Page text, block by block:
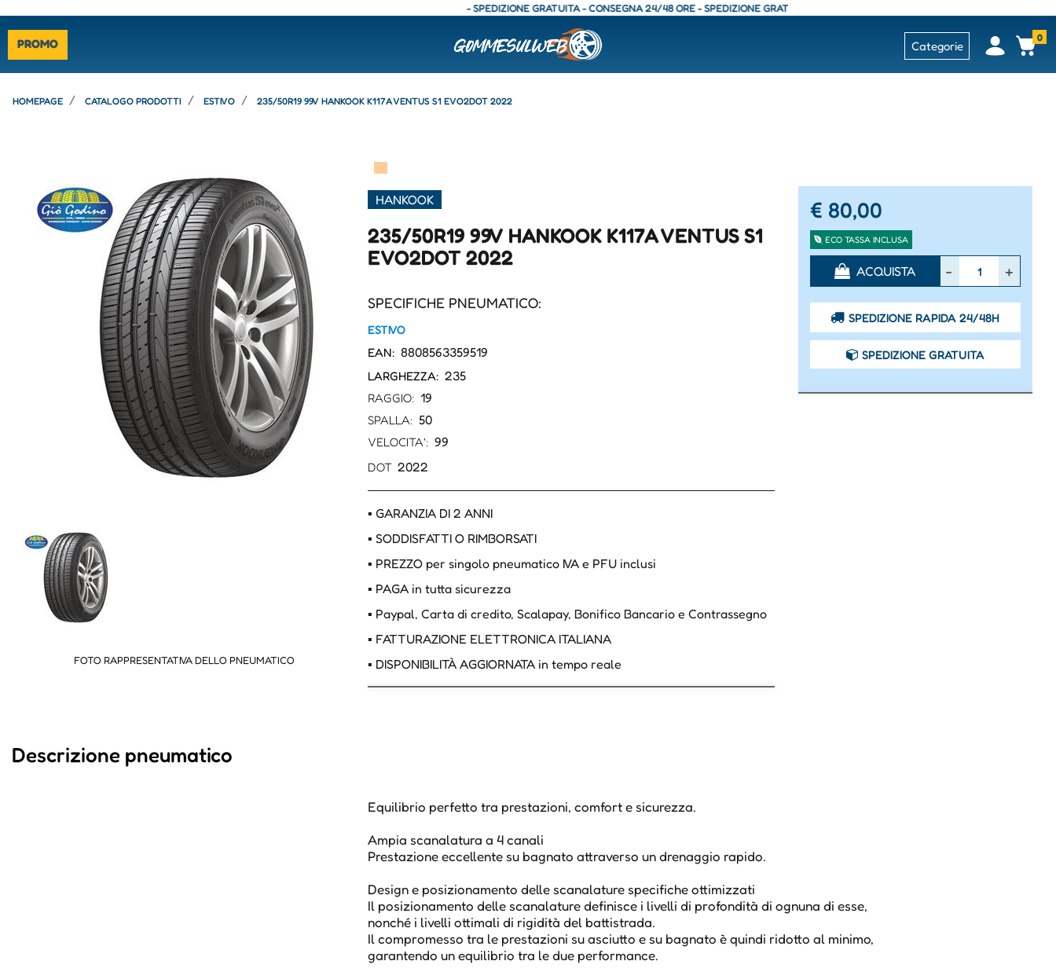
- SPEDIZIONE GRATUITA - CONSEGNA 24/48 ORE - SPEDIZIONE GRATUITA - CONSEGNA 24/48 ORE - SPEDIZIONE GRATUITA -
PROMO Categorie Open0
HOMEPAGE CATALOGO PRODOTTI ESTIVO 235/50R19 99V HANKOOK K117A VENTUS S1 EVO2DOT 2022
FOTO RAPPRESENTATIVA DELLO PNEUMATICO
▀
HANKOOK
235/50R19 99V HANKOOK K117A VENTUS S1
EVO2DOT 2022
SPECIFICHE PNEUMATICO:
ESTIVO
EAN: 8808563359519
LARGHEZZA: 235
RAGGIO: 19
SPALLA: 50
VELOCITA': 99
DOT 2022
▪ GARANZIA DI 2 ANNI
▪ SODDISFATTI O RIMBORSATI
▪ PREZZO per singolo pneumatico IVA e PFU inclusi
▪ PAGA in tutta sicurezza
▪ Paypal, Carta di credito, Scalapay, Bonifico Bancario e Contrassegno
▪ FATTURAZIONE ELETTRONICA ITALIANA
▪ DISPONIBILITÀ AGGIORNATA in tempo reale
€ 80,00
ECO TASSA INCLUSA
QuantitàACQUISTA
SPEDIZIONE RAPIDA 24/48H
SPEDIZIONE GRATUITA
Descrizione pneumatico
Equilibrio perfetto tra prestazioni, comfort e sicurezza.
Ampia scanalatura a 4 canali
Prestazione eccellente su bagnato attraverso un drenaggio rapido.
Design e posizionamento delle scanalature specifiche ottimizzati
Il posizionamento delle scanalature definisce i livelli di profondità di ognuna di esse,
nonché i livelli ottimali di rigidità del battistrada.
Il compromesso tra le prestazioni su asciutto e su bagnato è quindi ridotto al minimo,
garantendo un equilibrio tra le due performance.